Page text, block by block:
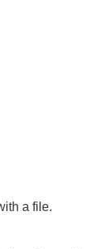
a file.